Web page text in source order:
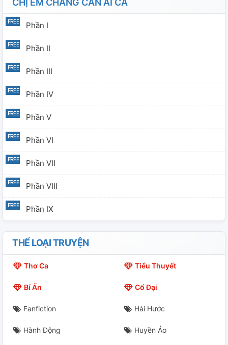
CHỊ EM CHẲNG CẦN AI CẢ
Phần I
Phần II
Phần III
Phần IV
Phần V
Phần VI
Phần VII
Phần VIII
Phần IX
THỂ LOẠI TRUYỆN
Thơ Ca Tiểu Thuyết
Bí Ẩn Cổ Đại
Fanfiction Hài Hước
Hành Động Huyền Ảo